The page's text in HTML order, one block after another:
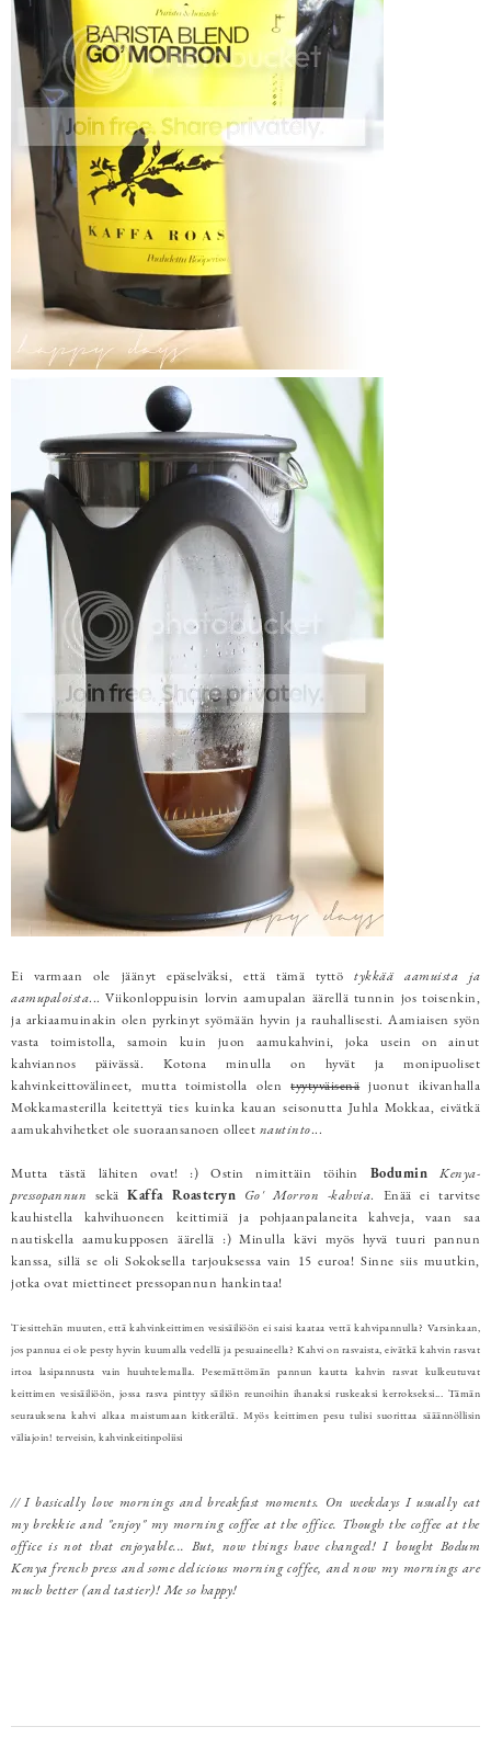
Ei varmaan ole jäänyt epäselväksi, että tämä tyttötykkää aamuista ja
aamupaloista... Viikonloppuisin lorvin aamupalan äärellä tunnin jos toisenkin,
ja arkiaamuinakin olen pyrkinyt syömään hyvin ja rauhallisesti. Aamiaisen syön
vasta toimistolla, samoin kuin juon aamukahvini, joka usein on ainut
kahviannos päivässä. Kotona minulla on hyvät ja monipuoliset
kahvinkeittovälineet, mutta toimistolla olentyytyväisenäjuonut ikivanhalla
Mokkamasterilla keitettyä ties kuinka kauan seisonutta Juhla Mokkaa, eivätkä
aamukahvihetket ole suoraansanoen olleet nautinto...
Mutta tästä lähiten ovat! :) Ostin nimittäin töihin Bodumin
Kenya-
pressopannun sekäKaffa Roasteryn Go' Morron -kahvia. Enää ei tarvitse
kauhistella kahvihuoneen keittimiä ja pohjaanpalaneita kahveja, vaan saa
nautiskella aamukupposen äärellä :) Minulla kävi myös hyvä tuuri pannun
kanssa, sillä se oli Sokoksella tarjouksessa vain 15 euroa! Sinne siis muutkin,
jotka ovat miettineet pressopannun hankintaa!
Tiesittehän muuten, että kahvinkeittimen vesisäiliöön ei saisi kaataa vettä kahvipannulla? Varsinkaan,
jos pannua ei ole pesty hyvin kuumalla vedellä ja pesuaineella? Kahvi on rasvaista, eivätkä kahvin rasvat
irtoa lasipannusta vain huuhtelemalla. Pesemättömän pannun kautta kahvin rasvat kulkeutuvat
keittimen vesisäiliöön, jossa rasva pinttyy säiliön reunoihin ihanaksi ruskeaksi kerrokseksi... Tämän
seurauksena kahvi alkaa maistumaan kitkerältä. Myös keittimen pesu tulisi suorittaa sääännöllisin
väliajoin! terveisin, kahvinkeitinpoliisi
// I basically love mornings and breakfast moments. On weekdays I usually eat
my brekkie and "enjoy" my morning coffee at the office. Though the coffee at the
office is not that enjoyable... But, now things have changed! I bought Bodum
Kenya french press and some delicious morning coffee, and now my mornings are
much better (and tastier)! Me so happy!